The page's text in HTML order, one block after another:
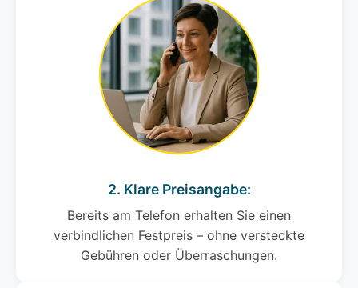
2. Klare Preisangabe:
Bereits am Telefon erhalten Sie einen
verbindlichen Festpreis – ohne versteckte
Gebühren oder Überraschungen.